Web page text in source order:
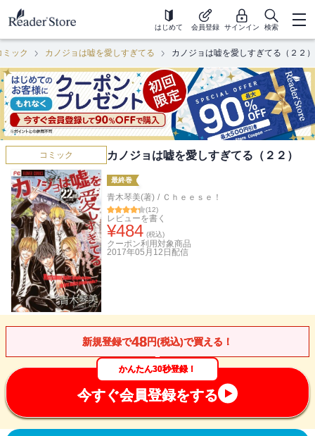
はじめて 会員登録 サインイン 検索
ミック カノジョは嘘を愛しすぎてる カノジョは嘘を愛しすぎてる（２２）
コミック カノジョは嘘を愛しすぎてる（２２）
最終巻
青木琴美(著) / Ｃｈｅｅｓｅ！
(12)
レビューを書く
¥484 (税込)
クーポン利用対象商品
2017年05月12日 配信
新規登録で48円(税込)で買える！
かんたん30秒登録！
今すぐ会員登録をする